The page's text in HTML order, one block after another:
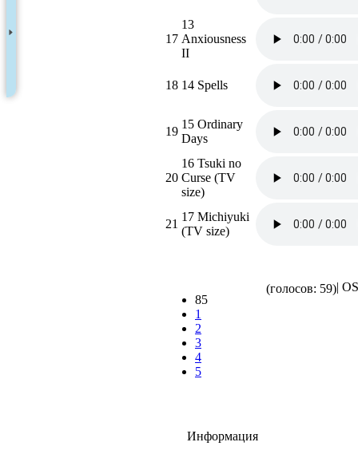
17
13
Anxiousness
II
18 14 Spells
19
15 Ordinary
Days
20
16 Tsuki no
Curse (TV
size)
21
17 Michiyuki
(TV size)
85
1
2
3
4
5
(голосов: 59)|
Информация